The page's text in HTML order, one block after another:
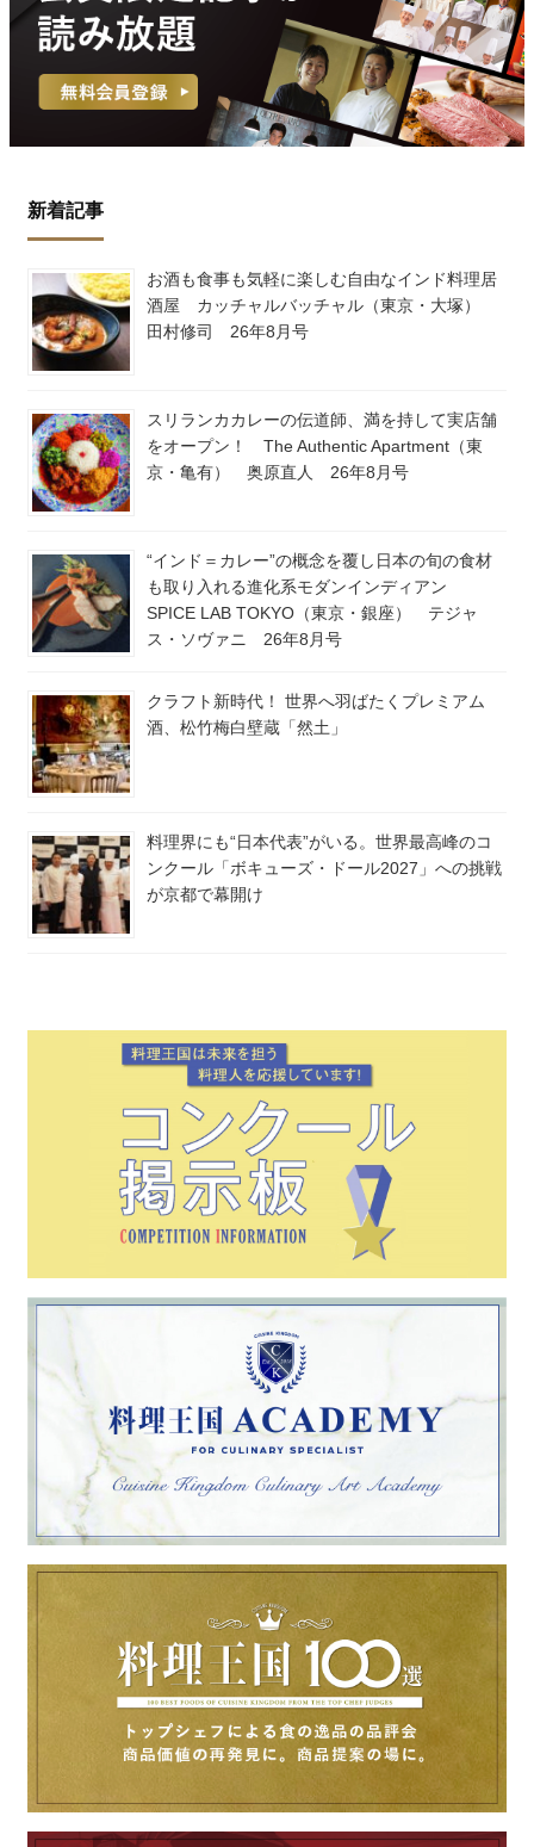
新着記事
お酒も食事も気軽に楽しむ自由なインド料理居
酒屋 カッチャルバッチャル（東京・大塚）
田村修司 26年8月号
スリランカカレーの伝道師、満を持して実店舗
をオープン！ The Authentic Apartment（東
京・亀有） 奥原直人 26年8月号
“インド＝カレー”の概念を覆し日本の旬の食材
も取り入れる進化系モダンインディアン
SPICE LAB TOKYO（東京・銀座） テジャ
ス・ソヴァニ 26年8月号
クラフト新時代！ 世界へ羽ばたくプレミアム
酒、松竹梅白壁蔵「然土」
料理界にも“日本代表”がいる。世界最高峰のコ
ンクール「ボキューズ・ドール2027」への挑戦
が京都で幕開け